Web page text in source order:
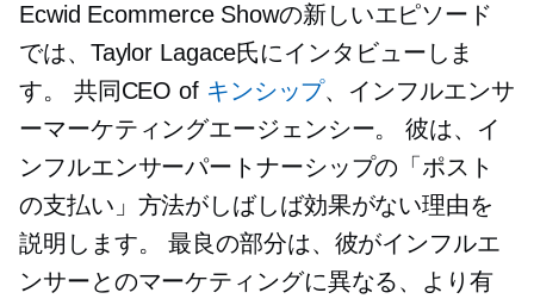
Ecwid Ecommerce Showの新しいエピソード
では、Taylor Lagace氏にインタビューしま
す。 共同CEO of キンシップ、インフルエンサ
ーマーケティングエージェンシー。 彼は、イ
ンフルエンサーパートナーシップの「ポスト
の支払い」方法がしばしば効果がない理由を
説明します。 最良の部分は、彼がインフルエ
ンサーとのマーケティングに異なる、より有